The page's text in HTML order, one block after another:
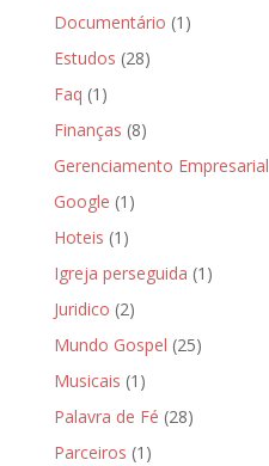
Documentário (1)
Estudos (28)
Faq (1)
Finanças (8)
Gerenciamento Empresarial
Google (1)
Hoteis (1)
Igreja perseguida (1)
Juridico (2)
Mundo Gospel (25)
Musicais (1)
Palavra de Fé (28)
Parceiros (1)